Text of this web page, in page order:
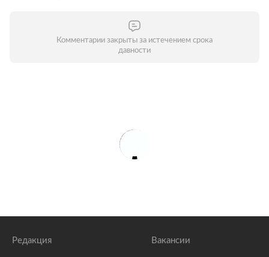
Комментарии закрыты за истечением срока
давности
Редакция Вакансии